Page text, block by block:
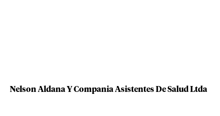
Nelson Aldana Y Compania Asistentes De Salud Ltda